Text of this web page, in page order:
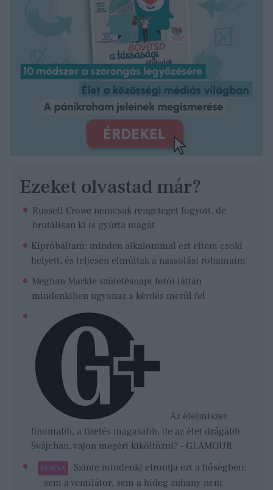
Ezeket olvastad már?
Russell Crowe nemcsak rengeteget fogyott, de
brutálisan ki is gyúrta magát
Kipróbáltam: minden alkalommal ezt ettem csoki
helyett, és teljesen elmúltak a nassolási rohamaim
Meghan Markle születésnapi fotói láttán
mindenkiben ugyanaz a kérdés merül fel
Az élelmiszer
finomabb, a fizetés magasabb, de az élet drágább
Svájcban, vajon megéri kiköltözni? - GLAMOUR
FEMINA
Szinte mindenki elrontja ezt a hőségben:
sem a ventilátor, sem a hideg zuhany nem